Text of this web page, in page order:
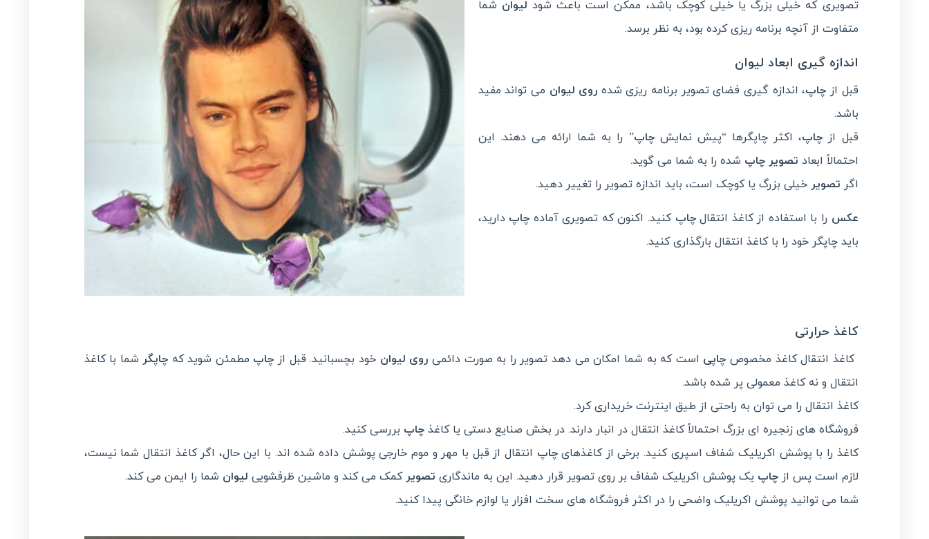
تصویری که خیلی بزرگ یا خیلی کوچک باشد، ممکن است باعث شود لیوان شما
متفاوت از آنچه برنامه ریزی کرده بود، به نظر برسد.
اندازه گیری ابعاد لیوان
قبل از چاپ، اندازه گیری فضای تصویر برنامه ریزی شده روی لیوان می تواند مفید
باشد.
قبل از چاپ، اکثر چاپگرها “پیش نمایشچاپ” را به شما ارائه می دهند. این
احتمالاً ابعاد تصویر چاپ شده را به شما می گوید.
اگر تصویر خیلی بزرگ یا کوچک است، باید اندازه تصویر را تغییر دهید.
عکس را با استفاده از کاغذ انتقالچاپ کنید. اکنون که تصویری آماده چاپ دارید،
باید چاپگر خود را با کاغذ انتقال بارگذاری کنید.
کاغذ حرارتی
کاغذ انتقال کاغذ مخصوص چاپی است که به شما امکان می دهد تصویر را به صورت دائمی روی لیوان خود بچسبانید. قبل از چاپ مطمئن شوید کهچاپگر شما با کاغذ
انتقال و نه کاغذ معمولی پر شده باشد.
کاغذ انتقال را می توان به راحتی از طیق اینترنت خریداری کرد.
فروشگاه های زنجیره ای بزرگ احتمالاً کاغذ انتقال در انبار دارند. در بخش صنایع دستی یا کاغذچاپ بررسی کنید.
کاغذ را با پوشش اکریلیک شفاف اسپری کنید. برخی از کاغذهایچاپ انتقال از قبل با مهر و موم خارجی پوشش داده شده اند. با این حال، اگر کاغذ انتقال شما نیست،
لازم است پس ازچاپ یک پوشش اکریلیک شفاف بر روی تصویر قرار دهید. این به ماندگاری تصویر کمک می کند و ماشین ظرفشویی لیوان شما را ایمن می کند.
شما می توانید پوشش اکریلیک واضحی را در اکثر فروشگاه های سخت افزار یا لوازم خانگی پیدا کنید.